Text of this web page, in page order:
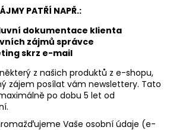
PATŘÍ NAPŘ.:
dokumentace klienta
zájmů správce
skrz e-mail
z našich produktů z e-shopu,
zájem posílat vám newslettery. Tato
po dobu 5 let od
Vaše osobní údaje (e-